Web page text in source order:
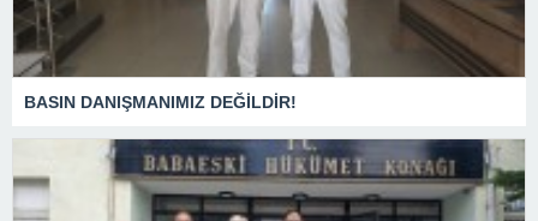
BASIN DANIŞMANIMIZ DEĞİLDİR!